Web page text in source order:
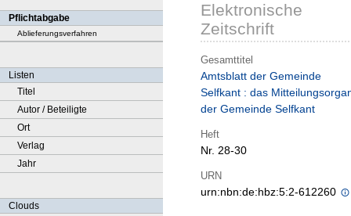
Pflichtabgabe
Ablieferungsverfahren
Listen
Titel
Autor / Beteiligte
Ort
Verlag
Jahr
Clouds
Elektronische
Zeitschrift
Gesamttitel
Amtsblatt der Gemeinde
Selfkant : das
der Gemeinde Selfkant
Heft
Nr. 28-30
URN
urn:nbn:de:hbz:5:2-612260